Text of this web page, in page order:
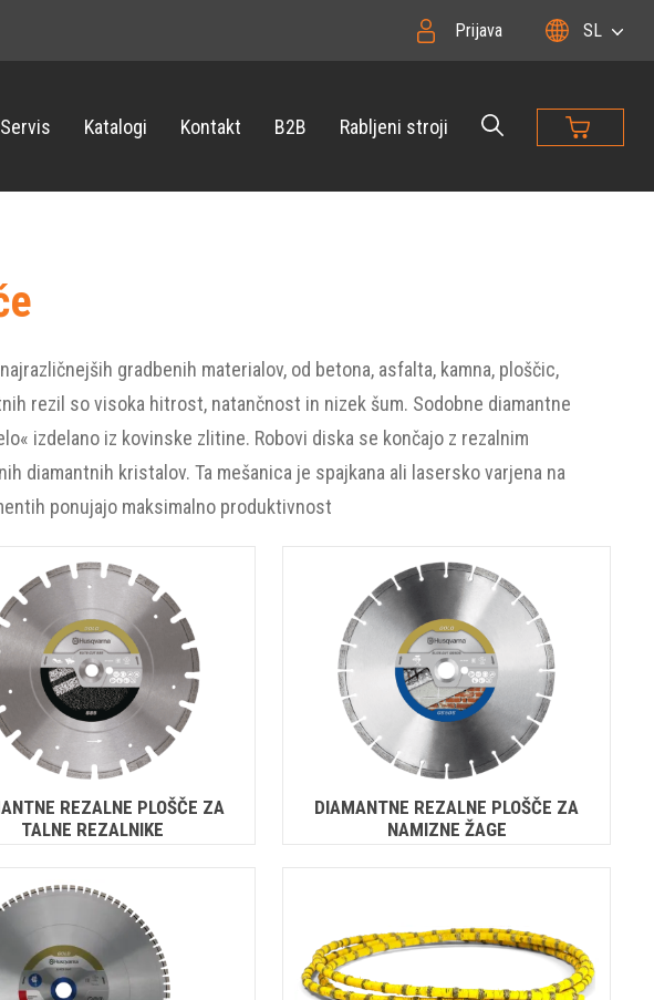
Prijava SL
Servis Katalogi Kontakt B2B Rabljeni stroji
gradbenih materialov, od betona, asfalta, kamna, ploščic,
rezil so visoka hitrost, natančnost in nizek šum. Sodobne diamantne
izdelano iz kovinske zlitine. Robovi diska se končajo z rezalnim
diamantnih kristalov. Ta mešanica je spajkana ali lasersko varjena na
ponujajo maksimalno produktivnost
REZALNE PLOŠČE ZA
TALNE REZALNIKE
DIAMANTNE REZALNE PLOŠČE ZA
NAMIZNE ŽAGE